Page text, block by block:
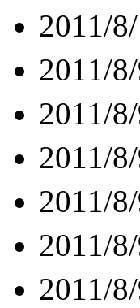
2011/
2011/
2011/
2011/
2011/
2011/
2011/